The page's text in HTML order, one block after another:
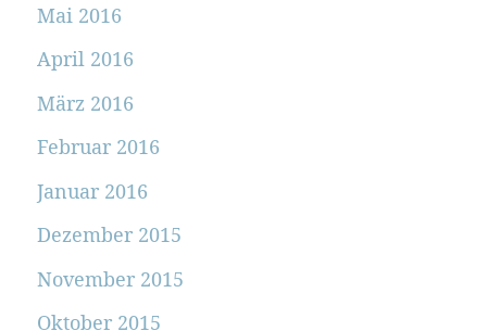
Mai 2016
April 2016
März 2016
Februar 2016
Januar 2016
Dezember 2015
November 2015
Oktober 2015